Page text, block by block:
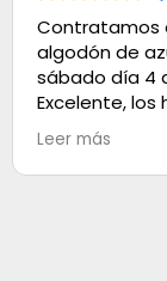
Contratamos
algodón de
sábado día 4
Excelente,
100. Muchas
Leer más